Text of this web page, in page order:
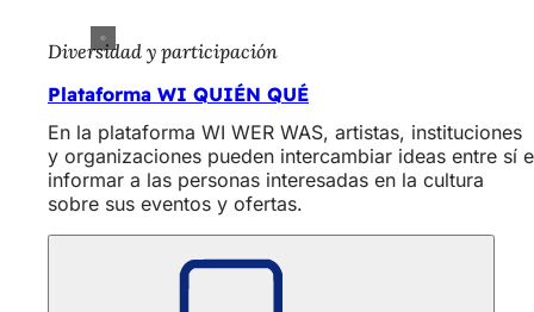
Diversidad y participación
Plataforma WI QUIÉN QUÉ
En la plataforma WI WER WAS, artistas, instituciones
y organizaciones pueden intercambiar ideas entre sí e
informar a las personas interesadas en la cultura
sobre sus eventos y ofertas.